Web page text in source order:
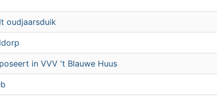
oudjaarsduik
in VVV 't Blauwe Huus